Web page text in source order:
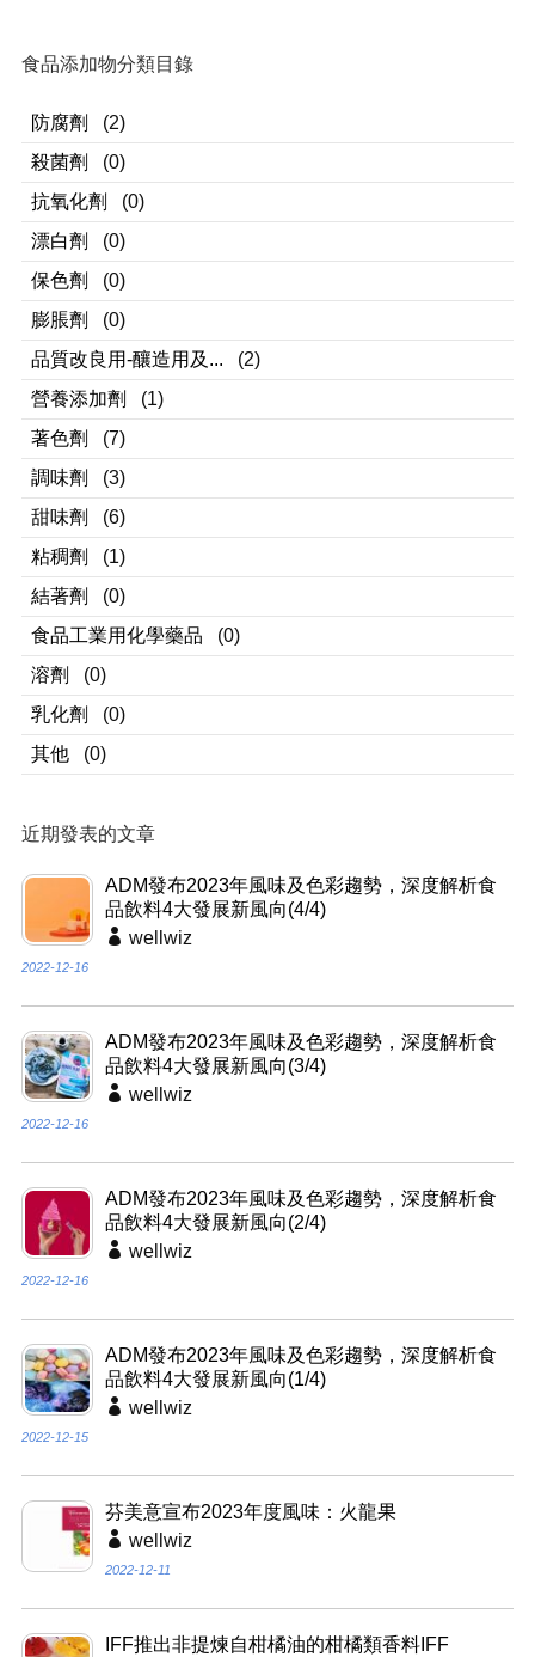
食品添加物分類目錄
防腐劑
(2)
殺菌劑
(0)
抗氧化劑
(0)
漂白劑
(0)
保色劑
(0)
膨脹劑
(0)
品質改良用-釀造用及...
(2)
營養添加劑
(1)
著色劑
(7)
調味劑
(3)
甜味劑
(6)
粘稠劑
(1)
結著劑
(0)
食品工業用化學藥品
(0)
溶劑
(0)
乳化劑
(0)
其他
(0)
近期發表的文章
ADM發布2023年風味及色彩趨勢，深度解析食
品飲料4大發展新風向(4/4)
wellwiz
2022-12-16
ADM發布2023年風味及色彩趨勢，深度解析食
品飲料4大發展新風向(3/4)
wellwiz
2022-12-16
ADM發布2023年風味及色彩趨勢，深度解析食
品飲料4大發展新風向(2/4)
wellwiz
2022-12-16
ADM發布2023年風味及色彩趨勢，深度解析食
品飲料4大發展新風向(1/4)
wellwiz
2022-12-15
芬美意宣布2023年度風味：火龍果
wellwiz
2022-12-11
IFF推出非提煉自柑橘油的柑橘類香料IFF